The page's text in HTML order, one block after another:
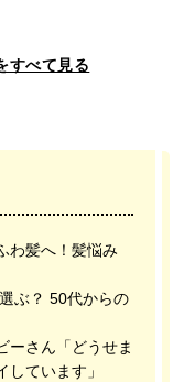
すべて見る
わ髪へ！髪悩み
ぶ？ 50代からの
ーさん「どうせま
ています」